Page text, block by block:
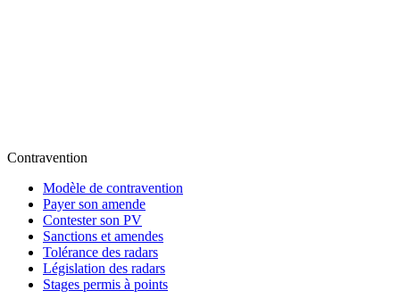
Contravention
Modèle de contravention
Payer son amende
Contester son PV
Sanctions et amendes
Tolérance des radars
Législation des radars
Stages permis à points